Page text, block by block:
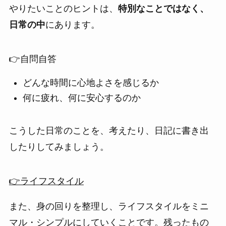
やりたいことのヒントは、 特別なことではなく、
日常の中にあります。
👉自問自答
どんな時間に心地よさを感じるか
何に疲れ、何に安心するのか
こうした日常のことを、考えたり、日記に書き出
したりしてみましょう。
👉ライフスタイル
また、身の回りを整理し、ライフスタイルをミニ
マル・シンプルにしていくことです。残ったもの